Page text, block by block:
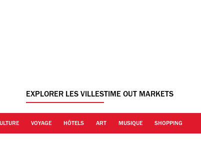
EXPLORER LES VILLESTIME OUT MARKETS
VOYAGE HÔTELS ART MUSIQUE SHOPPING